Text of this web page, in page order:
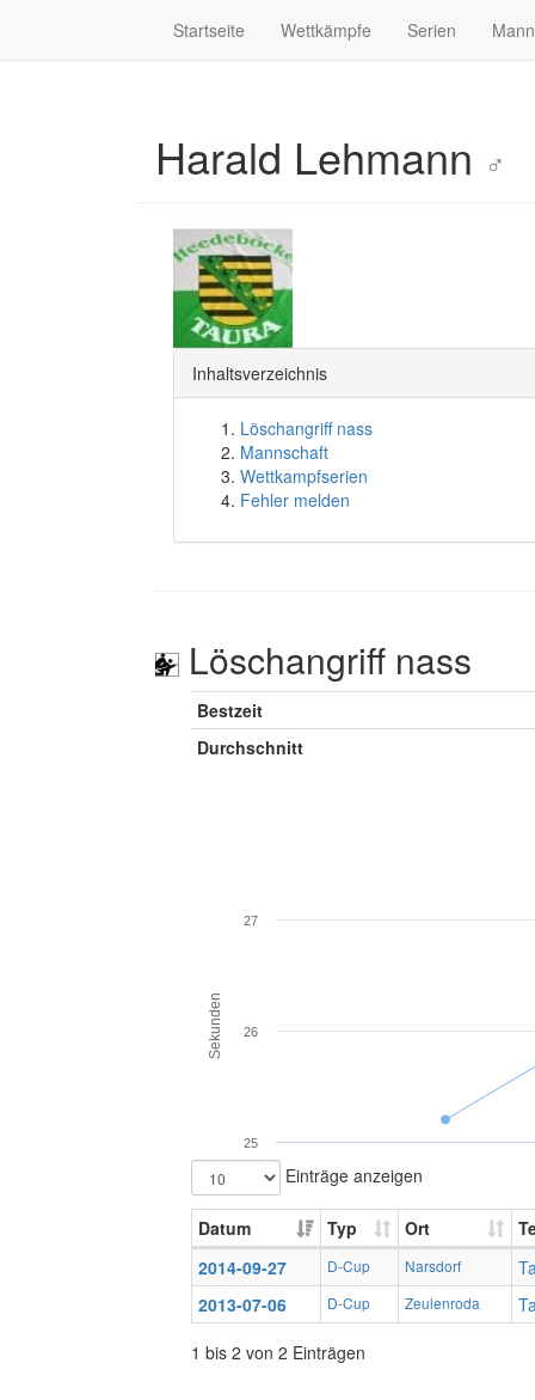
Startseite Wettkämpfe Serien
Harald Lehmann ♂
Inhaltsverzeichnis
Löschangriff nass
Mannschaft
Wettkampfserien
Fehler melden
Löschangriff nass
Bestzeit
Durchschnitt
Sekunden
25
26
27
Einträge anzeigen
Datum Typ Ort
2014-09-27
D-Cup Narsdorf
2013-07-06
D-Cup Zeulenroda
1 bis 2 von 2 Einträgen